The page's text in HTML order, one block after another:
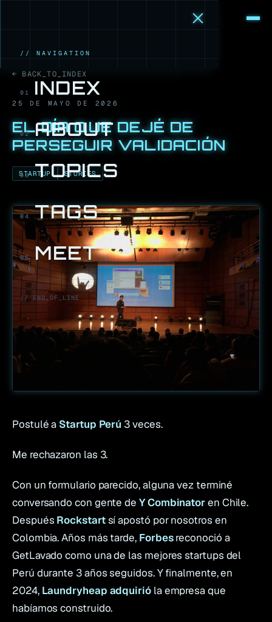
// NAVIGATION
01 INDEX
02 ABOUT
03 TOPICS
04 TAGS
05 MEET
// END_OF_LINE
← BACK_TO_INDEX
25 DE MAYO DE 2026
EL DÍA QUE DEJÉ DE
PERSEGUIR VALIDACIÓN
STARTUP STORIES
Postulé a Startup Perú 3 veces.
Me rechazaron las 3.
Con un formulario parecido, alguna vez terminé
conversando con gente de Y Combinatoren Chile.
Después Rockstartsí apostó por nosotros en
Colombia. Años más tarde, Forbesreconoció a
GetLavado como una de las mejores startups del
Perú durante 3 años seguidos. Y finalmente, en
2024, Laundryheap adquirióla empresa que
habíamos construido.